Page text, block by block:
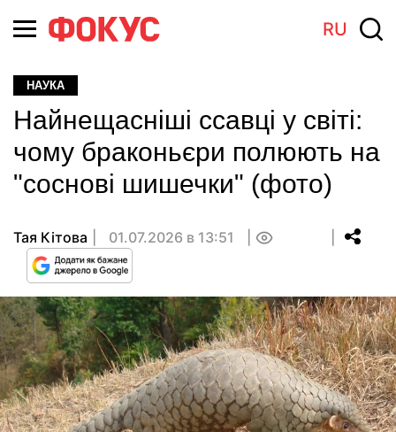
RU
НАУКА
Найнещасніші ссавці у світі:
чому браконьєри полюють на
"соснові шишечки" (фото)
Тая Кітова 01.07.2026 в 13:51